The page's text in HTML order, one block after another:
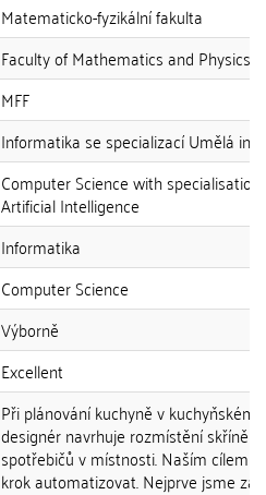
Matematicko-fyzikální fakulta
Faculty of Mathematics and Physics
MFF
Informatika se specializací Umělá
Computer Science with specialisation
Artificial Intelligence
Informatika
Computer Science
Výborně
Excellent
Při plánování kuchyně v kuchyňském
designér navrhuje rozmístění skříněk
spotřebičů v místnosti. Naším cílem
krok automatizovat. Nejprve jsme